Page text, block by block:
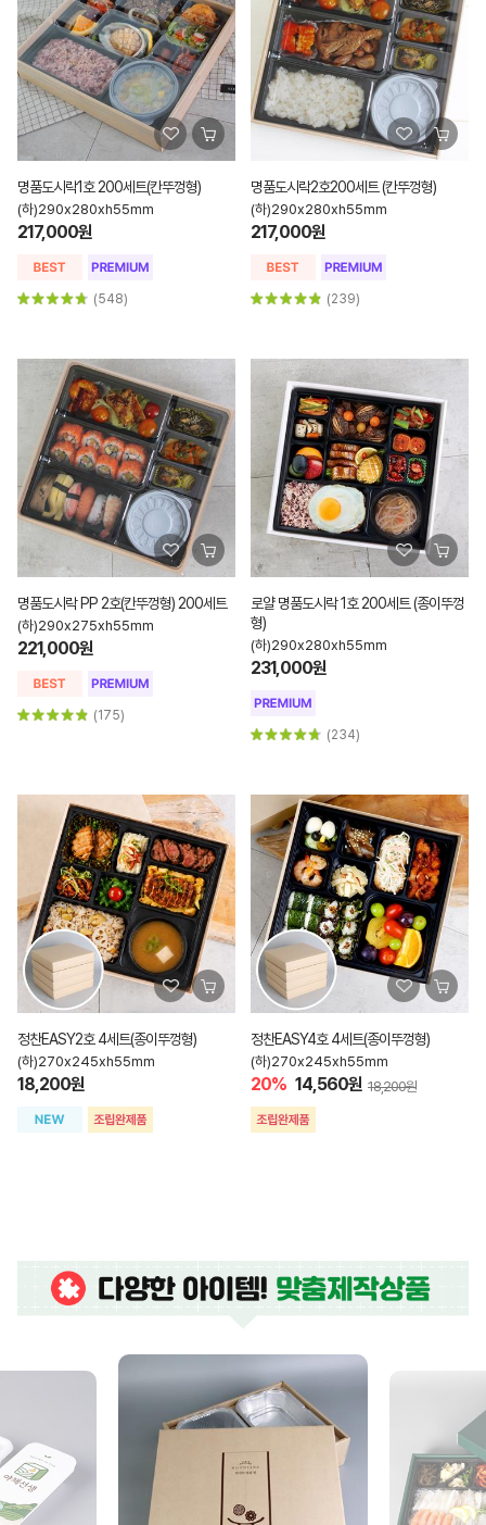
명품도시락1호 200세트(칸뚜껑형)
(하)290x280xh55mm
217,000원
(548)
명품도시락2호200세트 (칸뚜껑형)
(하)290x280xh55mm
217,000원
(239)
명품도시락 PP 2호(칸뚜껑형) 200세트
(하)290x275xh55mm
221,000원
(175)
로얄 명품도시락 1호 200세트 (종이뚜껑
형)
(하)290x280xh55mm
231,000원
(234)
정찬EASY2호 4세트(종이뚜껑형)
(하)270x245xh55mm
18,200원
정찬EASY4호 4세트(종이뚜껑형)
(하)270x245xh55mm
20% 14,560원 18,200원